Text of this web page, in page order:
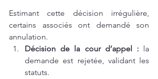
Estimant cette décision irrégulière,
certains associés ont demandé son
annulation.
Décision de la cour d’appel : la
demande est rejetée, validant les
statuts.